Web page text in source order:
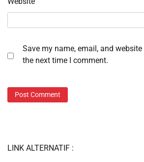
Save my name, email, and
the next time I comment.
LINK ALTERNATIF :